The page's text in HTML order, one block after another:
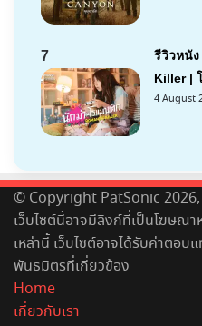
7
รีวิวหนั
Killer |
4 August
© Copyright PatSonic
เว็บไซต์นี้อาจมีลิงก์ที่เป็นโฆษณ
เหล่านี้ เว็บไซต์อาจได้รับค่าตอ
พันธมิตรที่เกี่ยวข้อง
Home
เกี่ยวกับเรา